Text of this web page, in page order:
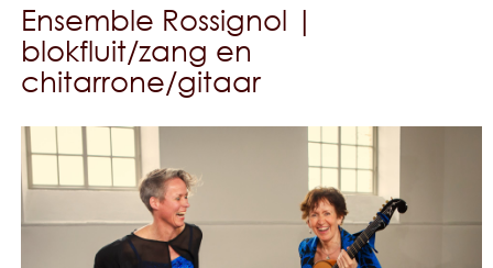
Ensemble Rossignol |
blokfluit/zang en
chitarrone/gitaar